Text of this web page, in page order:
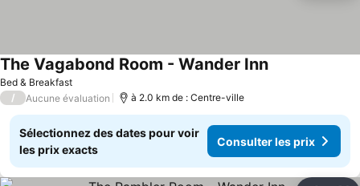
Bed & Breakfast
The Vagabond Room - Wander InnConsulter les
/ Aucune évaluation à 2.0 km de : Centre-ville
Sélectionnez des dates pour voir
les prix exacts
Consulter les prix